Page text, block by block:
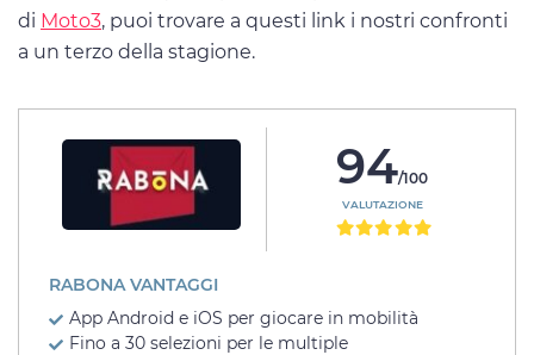
di Moto3, puoi trovare a questi link i nostri confronti
a un terzo della stagione.
94/100
VALUTAZIONE
RABONA VANTAGGI
App Android e iOS per giocare in mobilità
Fino a 30 selezioni per le multiple